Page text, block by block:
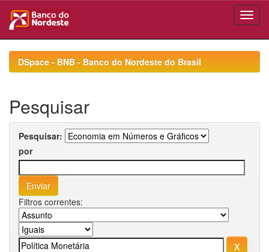
navigationDSpace - BNB - Banco do Nordeste do Brasil
Pesquisar
Pesquisar:
por
Filtros correntes: